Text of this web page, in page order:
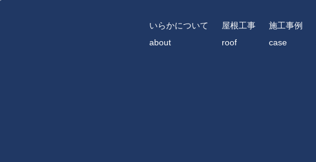
いらかについて
about
屋根工事
roof
施工事例
case